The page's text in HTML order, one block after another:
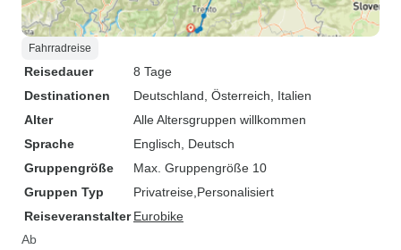
Fahrradreise
Reisedauer
8 Tage
Destinationen
Deutschland , Österreich , Italien
Alter
Alle Altersgruppen willkommen
Sprache
Englisch, Deutsch
Gruppengröße
Max. Gruppengröße 10
Gruppen Typ
Privatreise Personalisiert
Reiseveranstalter Eurobike
Ab